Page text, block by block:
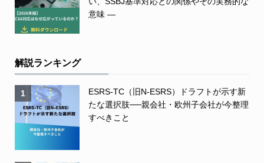
意味 ―
解説ランキング
1
ESRS-TC（旧N-ESRS）ドラフトが示す新
たな選択肢──親会社・欧州子会社が今整理
すべきこと